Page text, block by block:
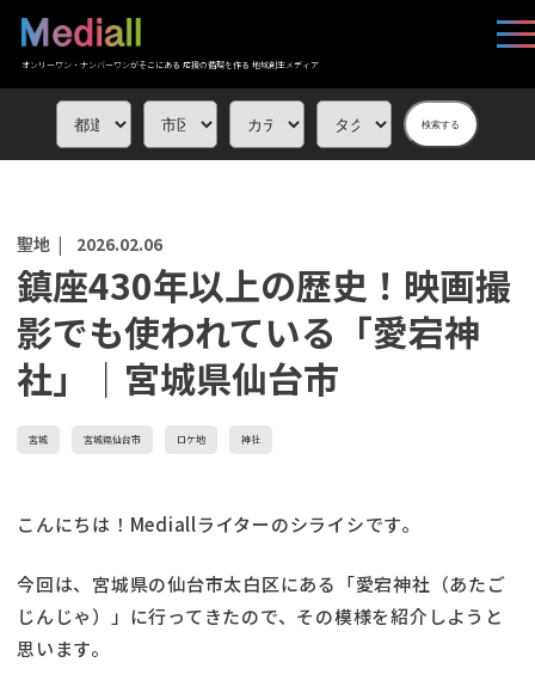
オンリーワン・ナンバーワンがそこにある 応援の循環を作る 地域創生メディア
検索する
聖地 | 2026.02.06
鎮座430年以上の歴史！映画撮
影でも使われている「愛宕神
社」｜宮城県仙台市
宮城 宮城県仙台市 ロケ地 神社
こんにちは！Mediallライターのシライシです。
今回は、宮城県の仙台市太白区にある「愛宕神社（あたご
じんじゃ）」に行ってきたので、その模様を紹介しようと
思います。